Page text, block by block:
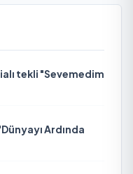
tekli "Sevemedim